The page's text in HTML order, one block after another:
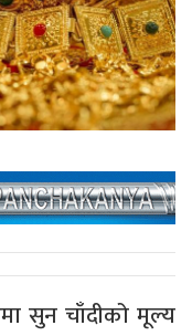
सुन चाँदीको मूल्य